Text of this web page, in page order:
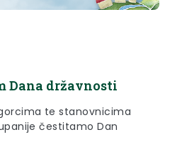
Dana državnosti
te stanovnicima
čestitamo Dan